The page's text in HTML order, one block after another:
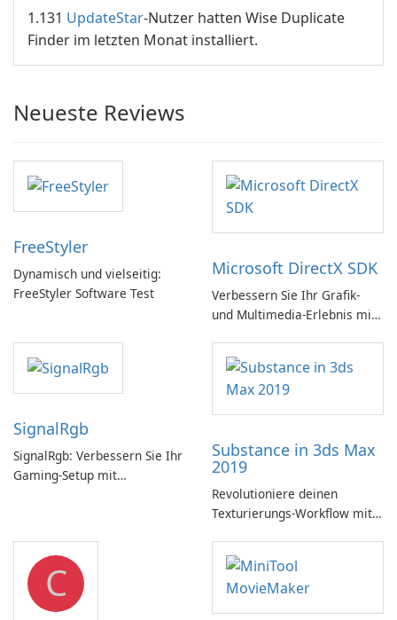
1.131 UpdateStar-Nutzer hatten Wise Duplicate
Finder im letzten Monat installiert.
Neueste Reviews
FreeStyler
Dynamisch und vielseitig:
FreeStyler Software Test
Microsoft DirectX SDK
Verbessern Sie Ihr Grafik-
und Multimedia-Erlebnis mit
SignalRgb
SignalRgb: Verbessern Sie Ihr
Gaming-Setup mit
Substance in 3ds Max
2019
Revolutioniere deinen
Texturierungs-Workflow mit
C